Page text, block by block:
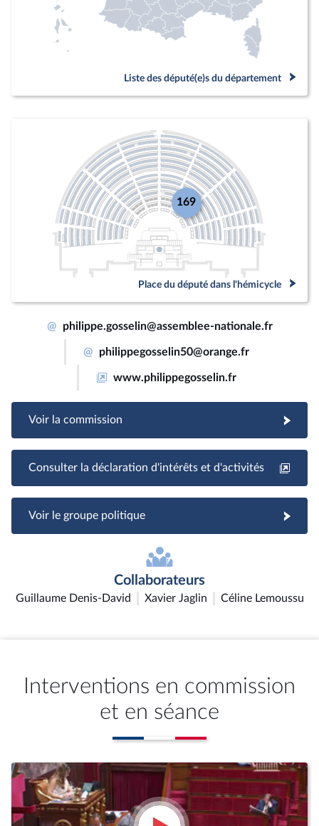
Liste des député(e)s du département
169
Place du député dans l'hémicycle
@ philippe.gosselin@assemblee-nationale.fr
@ philippegosselin50@orange.fr
www.philippegosselin.fr
Voir la commission
Consulter la déclaration d'intérêts et d'activités
Voir le groupe politique
Collaborateurs
Guillaume Denis-David Xavier Jaglin Céline Lemoussu
Interventions en commission
et en séance